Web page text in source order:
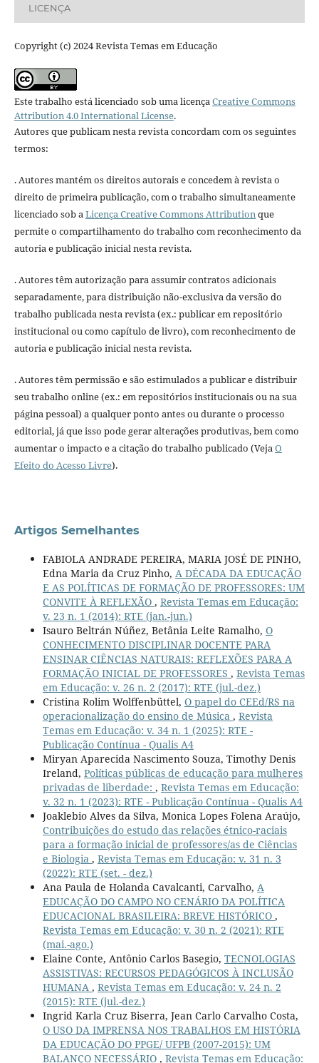
LICENÇA
Copyright (c) 2024 Revista Temas em Educação
Este trabalho está licenciado sob uma licençaCreative Commons
Attribution 4.0 International License.
Autores que publicam nesta revista concordam com os seguintes
termos:
. Autores mantém os direitos autorais e concedem à revista o
direito de primeira publicação, com o trabalho simultaneamente
licenciado sob aLicença Creative Commons Attributionque
permite o compartilhamento do trabalho com reconhecimento da
autoria e publicação inicial nesta revista.
. Autores têm autorização para assumir contratos adicionais
separadamente, para distribuição não-exclusiva da versão do
trabalho publicada nesta revista (ex.: publicar em repositório
institucional ou como capítulo de livro), com reconhecimento de
autoria e publicação inicial nesta revista.
. Autores têm permissão e são estimulados a publicar e distribuir
seu trabalho online (ex.: em repositórios institucionais ou na sua
página pessoal) a qualquer ponto antes ou durante o processo
editorial, já que isso pode gerar alterações produtivas, bem como
aumentar o impacto e a citação do trabalho publicado (VejaO
Efeito do Acesso Livre).
Artigos Semelhantes
FABIOLA ANDRADE PEREIRA, MARIA JOSÉ DE PINHO,
Edna Maria da Cruz Pinho, A DÉCADA DA EDUCAÇÃO
E AS POLÍTICAS DE FORMAÇÃO DE PROFESSORES: UM
CONVITE À REFLEXÃO , Revista Temas em Educação:
v. 23 n. 1 (2014): RTE (jan.-jun.)
Isauro Beltrán Núñez, Betânia Leite Ramalho, O
CONHECIMENTO DISCIPLINAR DOCENTE PARA
ENSINAR CIÊNCIAS NATURAIS: REFLEXÕES PARA A
FORMAÇÃO INICIAL DE PROFESSORES , Revista Temas
em Educação: v. 26 n. 2 (2017): RTE (jul.-dez.)
Cristina Rolim Wolffenbüttel, O papel do CEEd/RS na
operacionalização do ensino de Música , Revista
Temas em Educação: v. 34 n. 1 (2025): RTE -
Publicação Contínua - Qualis A4
Miryan Aparecida Nascimento Souza, Timothy Denis
Ireland, Políticas públicas de educação para mulheres
privadas de liberdade: , Revista Temas em Educação:
v. 32 n. 1 (2023): RTE - Publicação Contínua - Qualis A4
Joaklebio Alves da Silva, Monica Lopes Folena Araújo,
Contribuições do estudo das relações étnico-raciais
para a formação inicial de professores/as de Ciências
e Biologia , Revista Temas em Educação: v. 31 n. 3
(2022): RTE (set. - dez.)
Ana Paula de Holanda Cavalcanti, Carvalho, A
EDUCAÇÃO DO CAMPO NO CENÁRIO DA POLÍTICA
EDUCACIONAL BRASILEIRA: BREVE HISTÓRICO ,
Revista Temas em Educação: v. 30 n. 2 (2021): RTE
(mai.-ago.)
Elaine Conte, Antônio Carlos Basegio, TECNOLOGIAS
ASSISTIVAS: RECURSOS PEDAGÓGICOS À INCLUSÃO
HUMANA , Revista Temas em Educação: v. 24 n. 2
(2015): RTE (jul.-dez.)
Ingrid Karla Cruz Biserra, Jean Carlo Carvalho Costa,
O USO DA IMPRENSA NOS TRABALHOS EM HISTÓRIA
DA EDUCAÇÃO DO PPGE/ UFPB (2007-2015): UM
BALANÇO NECESSÁRIO , Revista Temas em Educação: